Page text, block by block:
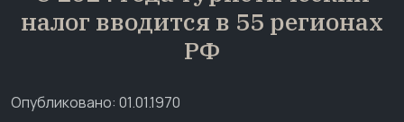
налог вводится в 55 регионах
РФ
Опубликовано: 01.01.1970